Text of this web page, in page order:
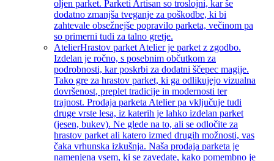
oljen parket. Parketi Artisan so troslojni, kar še
dodatno zmanjša tveganje za poškodbe, ki bi
zahtevale obsežnejše popravilo parketa, večinom pa
so primerni tudi za talno gretje.
AtelierHrastov parket Atelier je parket z zgodbo.
Izdelan je ročno, s posebnim občutkom za
podrobnosti, kar poskrbi za dodatni ščepec magije.
Tako gre za hrastov parket, ki ga odlikujejo vizualna
dovršenost, preplet tradicije in modernosti ter
trajnost. Prodaja parketa Atelier pa vključuje tudi
druge vrste lesa, iz katerih je lahko izdelan parket
(jesen, bukev). Ne glede na to, ali se odločite za
hrastov parket ali katero izmed drugih možnosti, vas
čaka vrhunska izkušnja. Naša prodaja parketa je
namenjena vsem, ki se zavedate, kako pomembno je